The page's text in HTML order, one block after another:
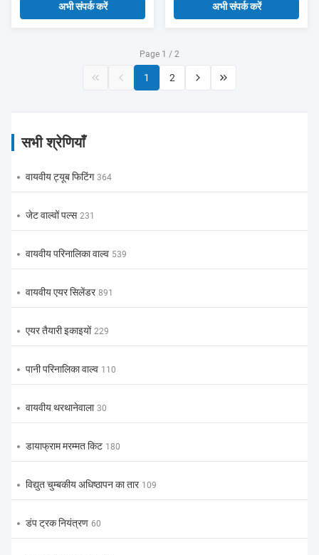
अभी संपर्क करें अभी संपर्क करें
Page 1 / 2
1 2
सभी श्रेणियाँ
वायवीय ट्यूब फिटिंग 364
जेट वाल्वों पल्स 231
वायवीय परिनालिका वाल्व 539
वायवीय एयर सिलेंडर 891
एयर तैयारी इकाइयों 229
पानी परिनालिका वाल्व 110
वायवीय थरथानेवाला 30
डायाफ्राम मरम्मत किट 180
विद्युत चुम्बकीय अधिष्ठापन का तार 109
डंप ट्रक नियंत्रण 60